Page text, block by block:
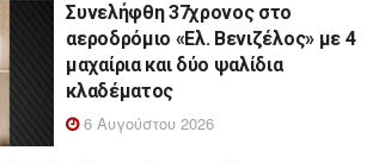
Συνελήφθη 37χρονος στο
αεροδρόμιο «Ελ. Βενιζέλος» με 4
μαχαίρια και δύο ψαλίδια
κλαδέματος
6 Αυγούστου 2026